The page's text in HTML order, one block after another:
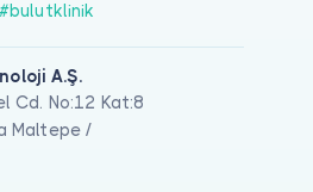
#bulutklinik
A.Ş.
Cd. No:12 Kat:8
Maltepe /